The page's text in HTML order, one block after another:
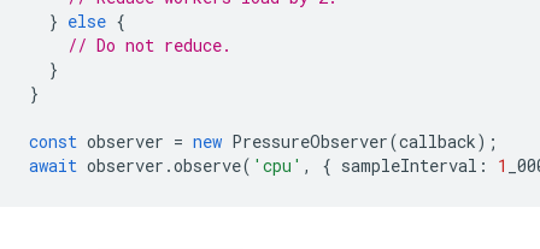
} else {
// Do not reduce.
}
}
const observer = new PressureObserver(callback);
await observer .observe( 'cpu' , { sampleInterval : 1